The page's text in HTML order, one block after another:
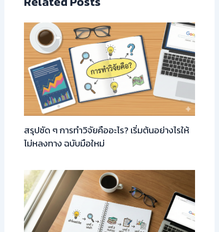
สรุปชัด ๆ การทำวิจัยคืออะไร? เริ่มต้นอย่างไรให้
ไม่หลงทาง ฉบับมือใหม่